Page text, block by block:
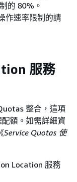
的 80%。
作速率限制的請
服務
整合，這項
額。如需詳細資
Service Quotas 使
Location 服務